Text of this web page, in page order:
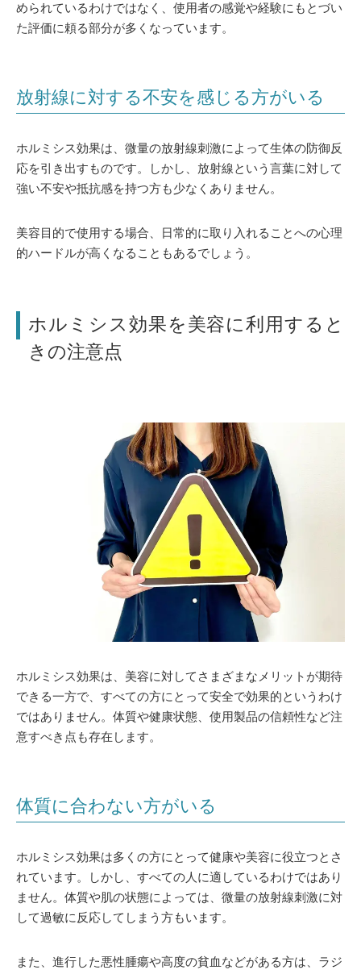
められているわけではなく、使用者の感覚や経験にもとづい
た評価に頼る部分が多くなっています。
放射線に対する不安を感じる方がいる
ホルミシス効果は、微量の放射線刺激によって生体の防御反
応を引き出すものです。しかし、放射線という言葉に対して
強い不安や抵抗感を持つ方も少なくありません。
美容目的で使用する場合、日常的に取り入れることへの心理
的ハードルが高くなることもあるでしょう。
ホルミシス効果を美容に利用すると
きの注意点
ホルミシス効果は、美容に対してさまざまなメリットが期待
できる一方で、すべての方にとって安全で効果的というわけ
ではありません。体質や健康状態、使用製品の信頼性など注
意すべき点も存在します。
体質に合わない方がいる
ホルミシス効果は多くの方にとって健康や美容に役立つとさ
れています。しかし、すべての人に適しているわけではあり
ません。体質や肌の状態によっては、微量の放射線刺激に対
して過敏に反応してしまう方もいます。
また、進行した悪性腫瘍や高度の貧血などがある方は、ラジ